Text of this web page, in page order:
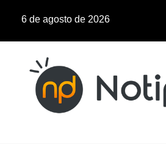
6 de agosto de 2026